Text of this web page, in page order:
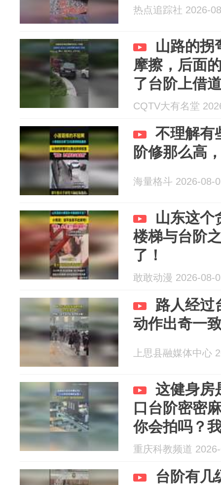
热点追踪社 2026-
山路的拐
摩擦，后面
了台阶上借
CQTV大有名堂
不理解有
阶修那么高
海量格斗 2026-08-
山东这个
楼梯与台阶
了！
敢敢动漫 2026-08-
路人经过
动作出奇一
上思县融媒体中心
这健身房
口台阶密密
你会拍吗？
重庆科教频道
台阶有几